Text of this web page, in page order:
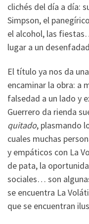
clichés del día a día:
Simpson, el
el alcohol, las
lugar a un
El título ya nos da
encaminar la obra: a
falsedad a un lado y
Guerrero da rienda
quitado, plasmando
cuales muchas
y empáticos con La
de pata, la
sociales… son
se encuentra La
que se encuentran